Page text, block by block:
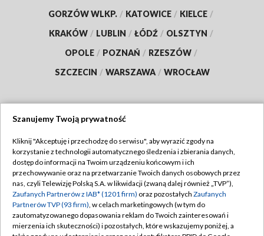
GORZÓW WLKP. / KATOWICE / KIELCE /
KRAKÓW / LUBLIN / ŁÓDŹ / OLSZTYN /
OPOLE / POZNAŃ / RZESZÓW /
SZCZECIN / WARSZAWA / WROCŁAW
TVP
Abonament TVP
Emisja w TVP
Centrum informacji TVP
Naziemna Telewizja Cyfrowa
Regulamin TVP
Polityka prywatności
Moje zgody
Pomoc
Szanujemy Twoją prywatność
Kliknij "Akceptuję i przechodzę do serwisu", aby wyrazić zgody na
korzystanie z technologii automatycznego śledzenia i zbierania danych,
dostęp do informacji na Twoim urządzeniu końcowym i ich
przechowywanie oraz na przetwarzanie Twoich danych osobowych przez
nas, czyli Telewizję Polską S.A. w likwidacji (zwaną dalej również „TVP”),
Zaufanych Partnerów z IAB* (1201 firm) oraz pozostałych Zaufanych
Partnerów TVP (93 firm), w celach marketingowych (w tym do
zautomatyzowanego dopasowania reklam do Twoich zainteresowań i
mierzenia ich skuteczności) i pozostałych, które wskazujemy poniżej, a